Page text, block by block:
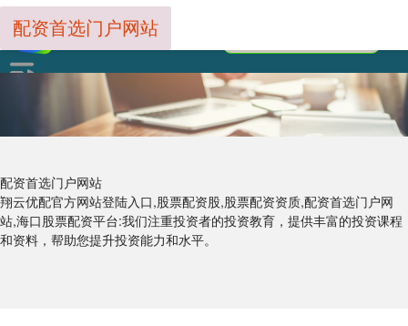
配资首选门户网站
翔云优配官方网站登陆入口,股票配资股,股票配资资质,配资首选门户网
站,海口股票配资平台:我们注重投资者的投资教育，提供丰富的投资课程
和资料，帮助您提升投资能力和水平。
配资首选门户网站